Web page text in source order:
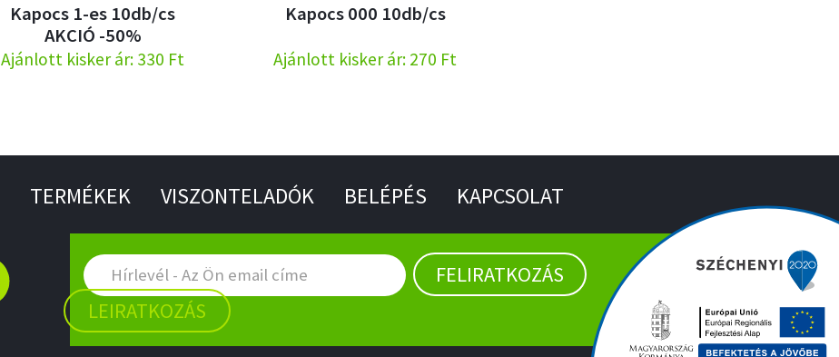
Kapocs 1-es 10db/cs
AKCIÓ -50%
Ajánlott kisker ár: 330 Ft
Kapocs 000 10db/cs
Ajánlott kisker ár: 270 Ft
TERMÉKEK VISZONTELADÓK BELÉPÉS KAPCSOLAT
FELIRATKOZÁS
LEIRATKOZÁS